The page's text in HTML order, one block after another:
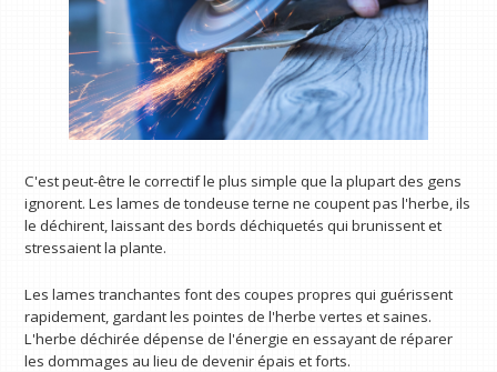
C'est peut-être le correctif le plus simple que la plupart des gens
ignorent. Les lames de tondeuse terne ne coupent pas l'herbe, ils
le déchirent, laissant des bords déchiquetés qui brunissent et
stressaient la plante.
Les lames tranchantes font des coupes propres qui guérissent
rapidement, gardant les pointes de l'herbe vertes et saines.
L'herbe déchirée dépense de l'énergie en essayant de réparer
les dommages au lieu de devenir épais et forts.